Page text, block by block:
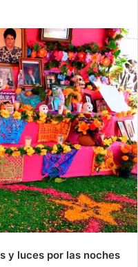
y luces por las noches